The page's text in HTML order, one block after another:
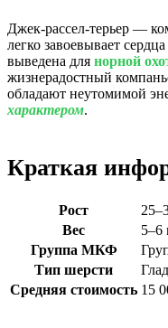
Джек-рассел-терьер —
легко завоевывает
выведена для норной
жизнерадостный
обладают неутомимой
характером.
Краткая
Рост
Вес
5–6
Группа МКФ
Тип шерсти
Средняя стоимость 15